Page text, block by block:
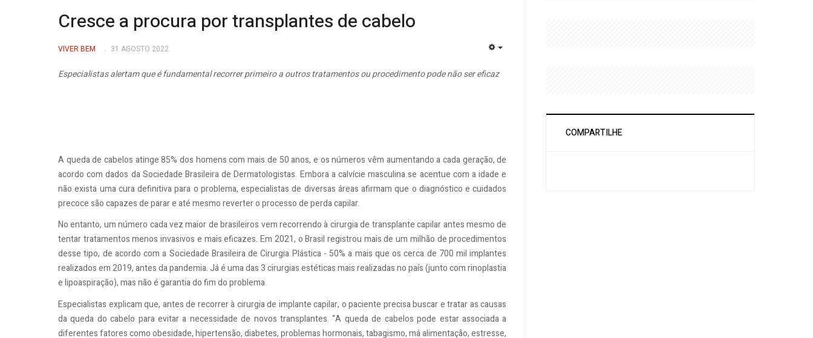
Cresce a procura por transplantes de cabelo
VIVER BEM 31 AGOSTO 2022
Especialistas alertam que é fundamental recorrer primeiro a outros tratamentos ou procedimento pode não ser eficaz
A queda de cabelos atinge 85% dos homens com mais de 50 anos, e os números vêm aumentando a cada geração, de
acordo com dados da Sociedade Brasileira de Dermatologistas. Embora a calvície masculina se acentue com a idade e
não exista uma cura definitiva para o problema, especialistas de diversas áreas afirmam que o diagnóstico e cuidados
precoce são capazes de parar e até mesmo reverter o processo de perda capilar.
No entanto, um número cada vez maior de brasileiros vem recorrendo à cirurgia de transplante capilar antes mesmo de
tentar tratamentos menos invasivos e mais eficazes. Em 2021, o Brasil registrou mais de um milhão de procedimentos
desse tipo, de acordo com a Sociedade Brasileira de Cirurgia Plástica - 50% a mais que os cerca de 700 mil implantes
realizados em 2019, antes da pandemia. Já é uma das 3 cirurgias estéticas mais realizadas no país (junto com rinoplastia
e lipoaspiração), mas não é garantia do fim do problema.
Especialistas explicam que, antes de recorrer à cirurgia de implante capilar, o paciente precisa buscar e tratar as causas
da queda do cabelo para evitar a necessidade de novos transplantes. “A queda de cabelos pode estar associada a
diferentes fatores como obesidade, hipertensão, diabetes, problemas hormonais, tabagismo, má alimentação, estresse,
COMPARTILHE